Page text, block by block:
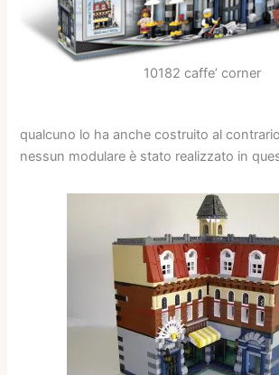
10182 caffe’ corner
qualcuno lo ha anche costruito al
nessun modulare è stato realizzato in